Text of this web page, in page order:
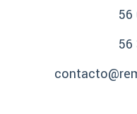
56
56